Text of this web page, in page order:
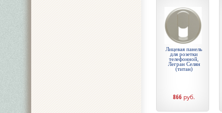
Лицевая панель
для розетки
телефонной,
Легран Селян
(титан)
866 руб.